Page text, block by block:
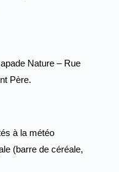
Nature – Rue
Père.
à la météo
(barre de céréale,